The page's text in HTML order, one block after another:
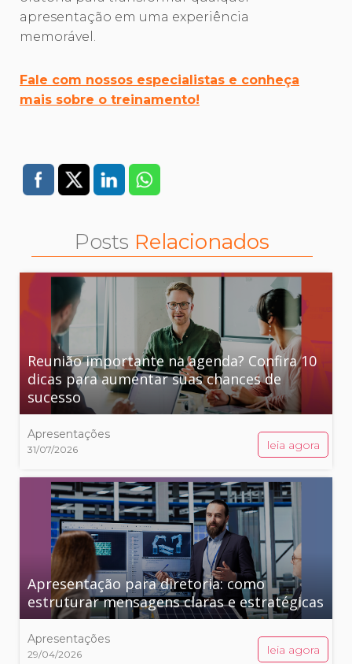
apresentação em uma experiência
memorável.
Fale com nossos especialistas e conheça
mais sobre o treinamento!
Posts Relacionados
Reunião importante na agenda? Confira 10
dicas para aumentar suas chances de
sucesso
Apresentações
31/07/2026 leia agora
Apresentação para diretoria: como
estruturar mensagens claras e estratégicas
Apresentações
29/04/2026 leia agora